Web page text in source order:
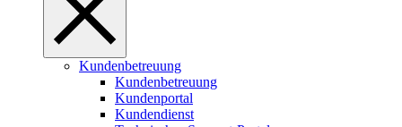
Kundenbetreuung
Kundenbetreuung
Kundenportal
Kundendienst